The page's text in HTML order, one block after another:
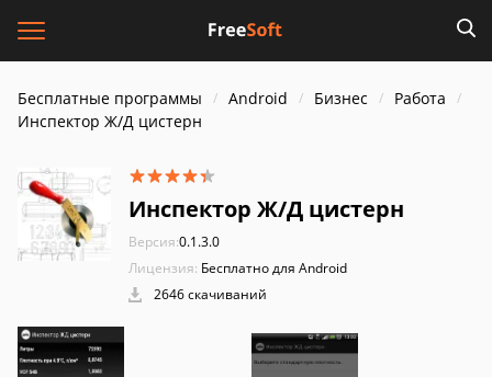
Бесплатные программы Android Бизнес
Работа
Инспектор Ж/Д цистерн
Инспектор Ж/Д цистерн
Версия:0.1.3.0
Лицензия: Бесплатно для Android
2646 скачиваний